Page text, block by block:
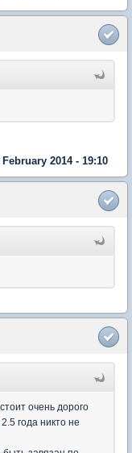
2014 - 19:10
очень дорого
года никто не